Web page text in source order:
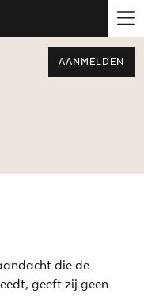
AANMELDEN
die de
geeft zij geen